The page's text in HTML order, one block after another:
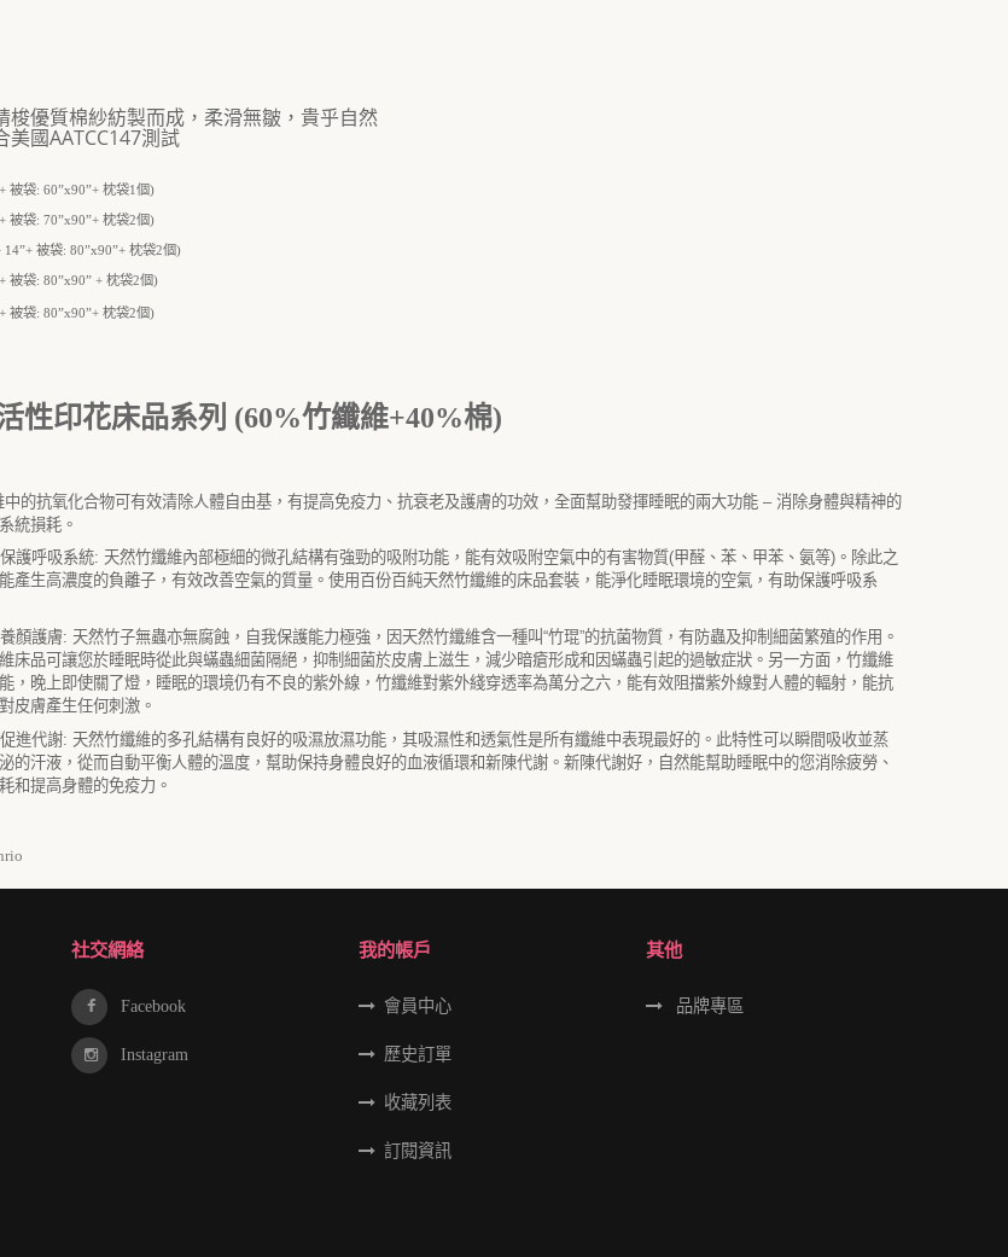
梭優質棉紗紡製而成，柔滑無皺，貴乎自然
美國AATCC147測試
被袋: 60”x90”+ 枕袋1個)
被袋: 70”x90”+ 枕袋2個)
14”+ 被袋: 80”x90”+ 枕袋2個)
被袋: 80”x90”+ 枕袋2個)
被袋: 80”x90”+ 枕袋2個)
性印花床品系列 (60%竹纖維+40%棉)
中的抗氧化合物可有效清除人體自由基，有提高免疫力、抗衰老及護膚的功效，全面幫助發揮睡眠的兩大功能– 消除身體與精神的
統損耗。
護呼吸系統: 天然竹纖維內部極細的微孔結構有強勁的吸附功能，能有效吸附空氣中的有害物質(甲醛、苯、甲苯、氨等)。除此之
產生高濃度的負離子，有效改善空氣的質量。使用百份百純天然竹纖維的床品套裝，能淨化睡眠環境的空氣，有助保護呼吸系
顏護膚: 天然竹子無蟲亦無腐蝕，自我保護能力極強，因天然竹纖維含一種叫“竹琨”的抗菌物質，有防蟲及抑制細菌繁殖的作用。
床品可讓您於睡眠時從此與蟎蟲細菌隔絕，抑制細菌於皮膚上滋生，減少暗瘡形成和因蟎蟲引起的過敏症狀。另一方面，竹纖維
，晚上即使關了燈，睡眠的環境仍有不良的紫外線，竹纖維對紫外綫穿透率為萬分之六，能有效阻擋紫外線對人體的輻射，能抗
皮膚產生任何刺激。
進代謝: 天然竹纖維的多孔結構有良好的吸濕放濕功能，其吸濕性和透氣性是所有纖維中表現最好的。此特性可以瞬間吸收並蒸
的汗液，從而自動平衡人體的溫度，幫助保持身體良好的血液循環和新陳代謝。新陳代謝好，自然能幫助睡眠中的您消除疲勞、
和提高身體的免疫力。
社交網絡
Facebook
Instagram
我的帳戶
會員中心
歷史訂單
收藏列表
訂閱資訊
其他
品牌專區